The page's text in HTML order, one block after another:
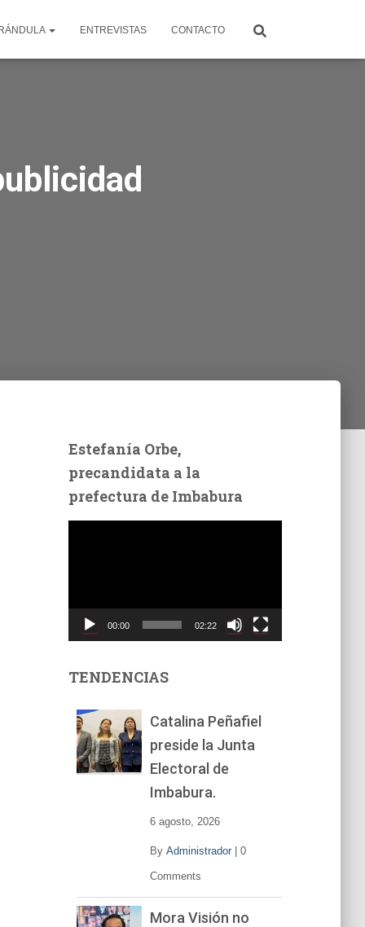
ENTREVISTAS CONTACTO
Estefanía Orbe,
precandidata a la
prefectura de Imbabura
t
00:00 02:22
TENDENCIAS
Catalina Peñafiel
preside la Junta
Electoral de
Imbabura.
6 agosto, 2026
By Administrador| 0
Comments
Mora Visión no